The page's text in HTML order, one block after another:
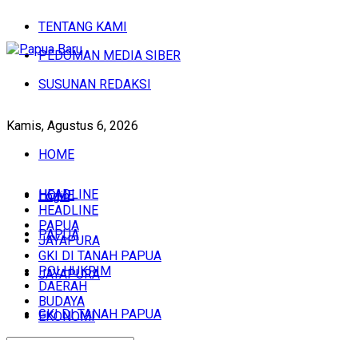
TENTANG KAMI
PEDOMAN MEDIA SIBER
SUSUNAN REDAKSI
Kamis, Agustus 6, 2026
Login
HOME
HEADLINE
PAPUA
JAYAPURA
GKI DI TANAH PAPUA
HOME
HEADLINE
PAPUA
JAYAPURA
GKI DI TANAH PAPUA
POLHUKRIM
DAERAH
BUDAYA
EKONOMI